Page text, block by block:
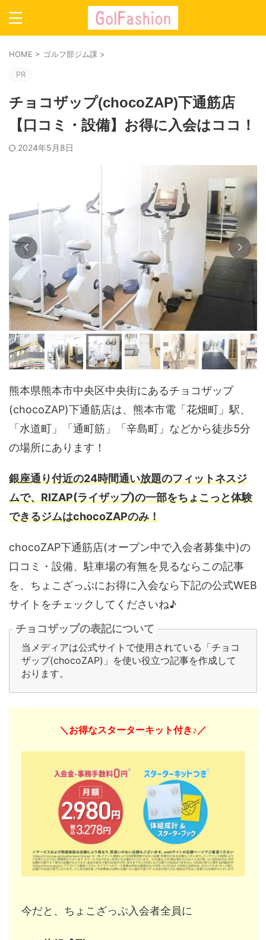
HOME > ゴルフ部ジム課 >
PR
チョコザップ(chocoZAP)下通筋店
【口コミ・設備】お得に入会はココ！
2024年5月8日
熊本県熊本市中央区中央街にあるチョコザップ
(chocoZAP)下通筋店は、熊本市電「花畑町」駅、
「水道町」「通町筋」「辛島町」などから徒歩5分
の場所にあります！
銀座通り付近の24時間通い放題のフィットネスジ
ムで、RIZAP(ライザップ)の一部をちょこっと体験
できるジムはchocoZAPのみ！
chocoZAP下通筋店(オープン中で入会者募集中)の
口コミ・設備、駐車場の有無を見るならこの記事
を、ちょこざっぷにお得に入会なら下記の公式WEB
サイトをチェックしてくださいね♪
チョコザップの表記について
当メディアは公式サイトで使用されている「チョコ
ザップ(chocoZAP)」を使い役立つ記事を作成して
おります。
＼お得なスターターキット付き♪／
今だと、ちょこざっぷ入会者全員に